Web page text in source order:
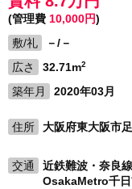
(管理費 10,000円)
敷/礼
－/－
広さ
32.71m2
築年月
2020年03月
住所
大阪府東大阪市
交通
近鉄難波・奈良
OsakaMetro千